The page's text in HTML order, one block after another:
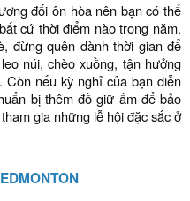
đối ôn hòa nên bạn có thể
cứ thời điểm nào trong năm.
đừng quên dành thời gian để
núi, chèo xuồng, tận hưởng
nếu kỳ nghỉ của bạn diễn
bị thêm đồ giữ ấm để bảo
gia những lễ hội đặc sắc ở